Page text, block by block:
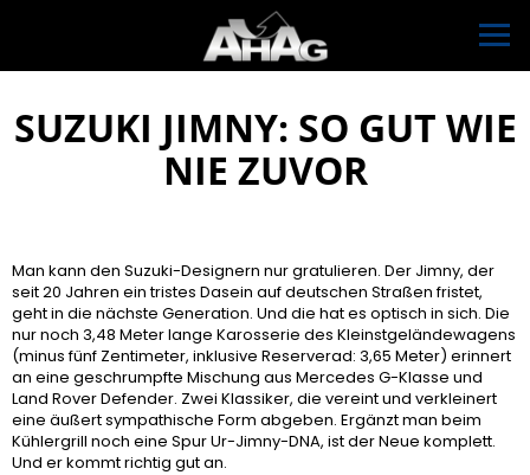
SUZUKI JIMNY: SO GUT WIE
NIE ZUVOR
Man kann den Suzuki-Designern nur gratulieren. Der Jimny, der
seit 20 Jahren ein tristes Dasein auf deutschen Straßen fristet,
geht in die nächste Generation. Und die hat es optisch in sich. Die
nur noch 3,48 Meter lange Karosserie des Kleinstgeländewagens
(minus fünf Zentimeter, inklusive Reserverad: 3,65 Meter) erinnert
an eine geschrumpfte Mischung aus Mercedes G-Klasse und
Land Rover Defender. Zwei Klassiker, die vereint und verkleinert
eine äußert sympathische Form abgeben. Ergänzt man beim
Kühlergrill noch eine Spur Ur-Jimny-DNA, ist der Neue komplett.
Und er kommt richtig gut an.